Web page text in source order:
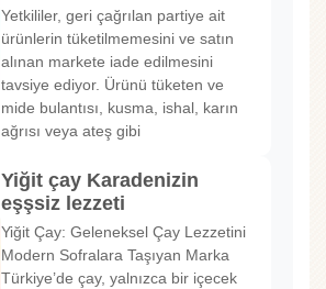
Yetkililer, geri çağrılan partiye ait
ürünlerin tüketilmemesini ve satın
alınan markete iade edilmesini
tavsiye ediyor. Ürünü tüketen ve
mide bulantısı, kusma, ishal, karın
ağrısı veya ateş gibi
Yiğit çay Karadenizin
eşşsiz lezzeti
Yiğit Çay: Geleneksel Çay Lezzetini
Modern Sofralara Taşıyan Marka
Türkiye’de çay, yalnızca bir içecek